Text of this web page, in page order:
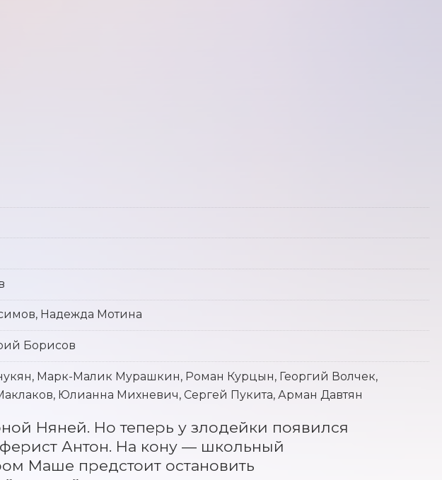
Надежда Мотина
Борисов
Марк-Малик Мурашкин, Роман Курцын, Георгий Волчек,
Юлианна Михневич, Сергей Пукита, Арман Давтян
Няней. Но теперь у злодейки появился
Антон. На кону — школьный
Маше предстоит остановить